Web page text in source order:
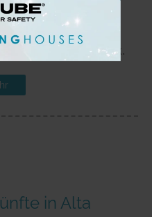
15,9 km
von Alta in Finnmark.
in Alta